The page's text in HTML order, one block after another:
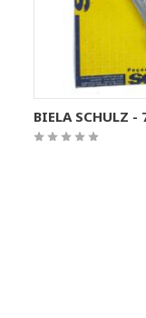
MAIS
BIELA SCHULZ